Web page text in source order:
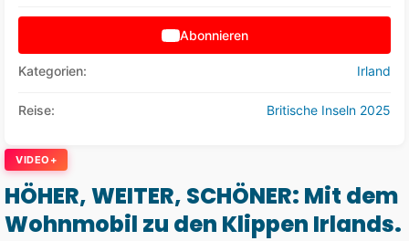
VIDEO+
HÖHER, WEITER, SCHÖNER: Mit dem
Wohnmobil zu den Klippen Irlands.
Abonnieren
Kategorien: Irland
Reise: Britische Inseln 2025